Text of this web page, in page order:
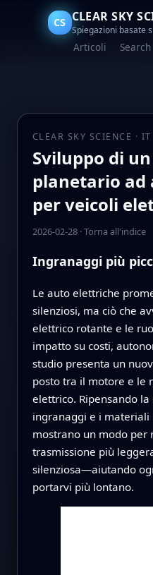
CS CLEAR SKY
Spiegazioni basate
Articoli Search
CLEAR SKY SCIENCE · IT
Sviluppo di
planetario ad
per veicoli
2026-02-28·Torna all'indice
Ingranaggi più
Le auto elettriche
silenziosi, ma ciò che
elettrico rotante e le
impatto su costi,
studio presenta un
posto tra il motore e le
elettrico. Ripensando
ingranaggi e i
mostrano un modo per
trasmissione più
silenziosa—aiutando
portarvi più lontano.